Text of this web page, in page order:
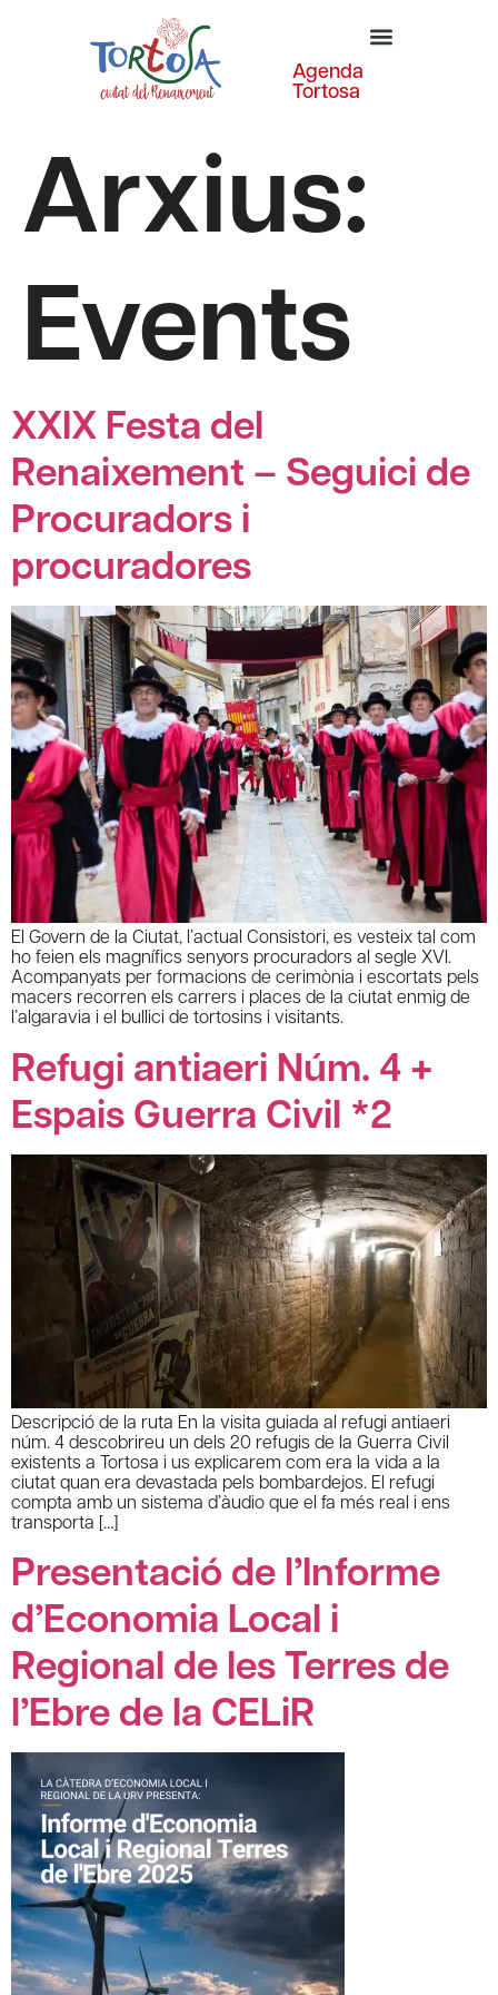
Agenda
Tortosa
Arxius:
Events
XXIX Festa del
Renaixement – Seguici de
Procuradors i
procuradores
El Govern de la Ciutat, l’actual Consistori, es vesteix tal com
ho feien els magnífics senyors procuradors al segle XVI.
Acompanyats per formacions de cerimònia i escortats pels
macers recorren els carrers i places de la ciutat enmig de
l’algaravia i el bullici de tortosins i visitants.
Refugi antiaeri Núm. 4 +
Espais Guerra Civil *2
Descripció de la ruta En la visita guiada al refugi antiaeri
núm. 4 descobrireu un dels 20 refugis de la Guerra Civil
existents a Tortosa i us explicarem com era la vida a la
ciutat quan era devastada pels bombardejos. El refugi
compta amb un sistema d’àudio que el fa més real i ens
transporta […]
Presentació de l’Informe
d’Economia Local i
Regional de les Terres de
l’Ebre de la CELiR